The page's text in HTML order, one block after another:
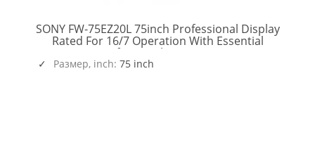
SONY FW-75EZ20L 75inch Professional Display
Rated For 16/7 Operation With Essential
Professional Functions
Размер, inch: 75 inch